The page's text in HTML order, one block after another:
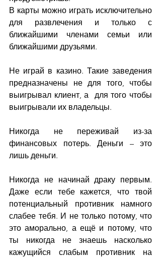
В карты можно играть исключительно
для развлечения и только с
ближайшими членами семьи или
ближайшими друзьями.
Не играй в казино. Такие заведения
предназначены не для того, чтобы
выигрывал клиент, а  для того чтобы
выигрывали их владельцы.
Никогда не переживай из-за
финансовых потерь. Деньги – это
лишь деньги.
Никогда не начинай драку первым.
Даже если тебе кажется, что твой
потенциальный противник намного
слабее тебя. И не только потому, что
это аморально, а ещё и потому, что
ты никогда не знаешь насколько
кажущийся слабым противник на